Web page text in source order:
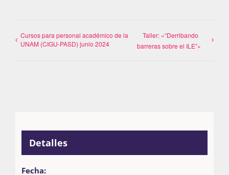
Cursos para personal académico de la
UNAM (CIGU-PASD) junio 2024
Taller: «“Derribando
barreras sobre el ILE”»
Detalles
Fecha: